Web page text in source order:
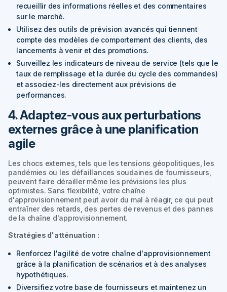
recueillir des informations réelles et des commentaires
sur le marché.
Utilisez des outils de prévision avancés qui tiennent
compte des modèles de comportement des clients, des
lancements à venir et des promotions.
Surveillez les indicateurs de niveau de service (tels que le
taux de remplissage et la durée du cycle des commandes)
et associez-les directement aux prévisions de
performances.
4. Adaptez-vous aux perturbations
externes grâce à une planification
agile
Les chocs externes, tels que les tensions géopolitiques, les
pandémies ou les défaillances soudaines de fournisseurs,
peuvent faire dérailler même les prévisions les plus
optimistes. Sans flexibilité, votre chaîne
d'approvisionnement peut avoir du mal à réagir, ce qui peut
entraîner des retards, des pertes de revenus et des pannes
de la chaîne d'approvisionnement.
Stratégies d'atténuation :
Renforcez l'agilité de votre chaîne d'approvisionnement
grâce à la planification de scénarios et à des analyses
hypothétiques.
Diversifiez votre base de fournisseurs et maintenez un